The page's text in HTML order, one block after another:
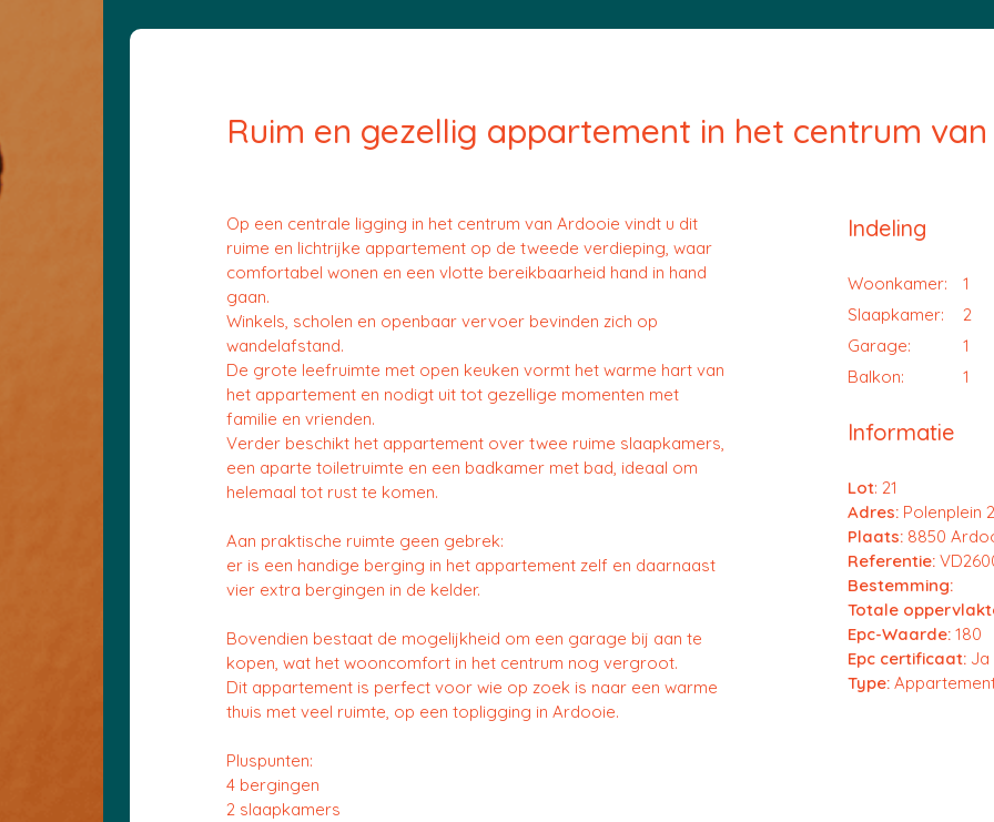
Ruim en gezellig appartement in het centrum van
Op een centrale ligging in het centrum van Ardooie vindt u dit
ruime en lichtrijke appartement op de tweede verdieping, waar
comfortabel wonen en een vlotte bereikbaarheid hand in hand
gaan.
Winkels, scholen en openbaar vervoer bevinden zich op
wandelafstand.
De grote leefruimte met open keuken vormt het warme hart van
het appartement en nodigt uit tot gezellige momenten met
familie en vrienden.
Verder beschikt het appartement over twee ruime slaapkamers,
een aparte toiletruimte en een badkamer met bad, ideaal om
helemaal tot rust te komen.
Aan praktische ruimte geen gebrek:
er is een handige berging in het appartement zelf en daarnaast
vier extra bergingen in de kelder.
Bovendien bestaat de mogelijkheid om een garage bij aan te
kopen, wat het wooncomfort in het centrum nog vergroot.
Dit appartement is perfect voor wie op zoek is naar een warme
thuis met veel ruimte, op een topligging in Ardooie.
Pluspunten:
4 bergingen
2 slaapkamers
Indeling
Woonkamer:
1
Slaapkamer:
2
Garage:
1
Balkon:
1
Informatie
Lot: 21
Adres:Polenplein
Plaats: 8850
Referentie:
Bestemming:
Totale
Epc-Waarde: 180
Epc certificaat:Ja
Type: